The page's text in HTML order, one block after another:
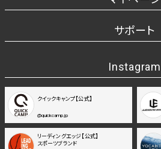
サポート
Instagram
クイックキャンプ【公式】
@quickcamp.jp
リーディングエッジ【公式】
スポーツブランド